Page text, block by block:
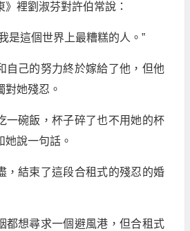
》裡劉淑芬對許伯常說：
是這個世界上最糟糕的人。”
自己的努力終於嫁給了他，但他
對她殘忍。
一碗飯，杯子碎了也不用她的杯
她說一句話。
，結束了這段合租式的殘忍的婚
都想尋求一個避風港，但合租式